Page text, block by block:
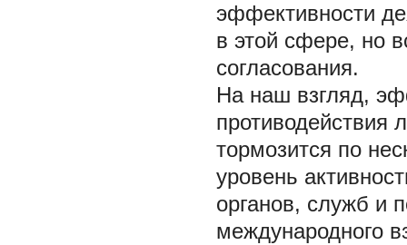
эффективности
в этой сфере, но
согласования.
На наш взгляд,
противодействия
тормозится по
уровень
органов, служб и
международного